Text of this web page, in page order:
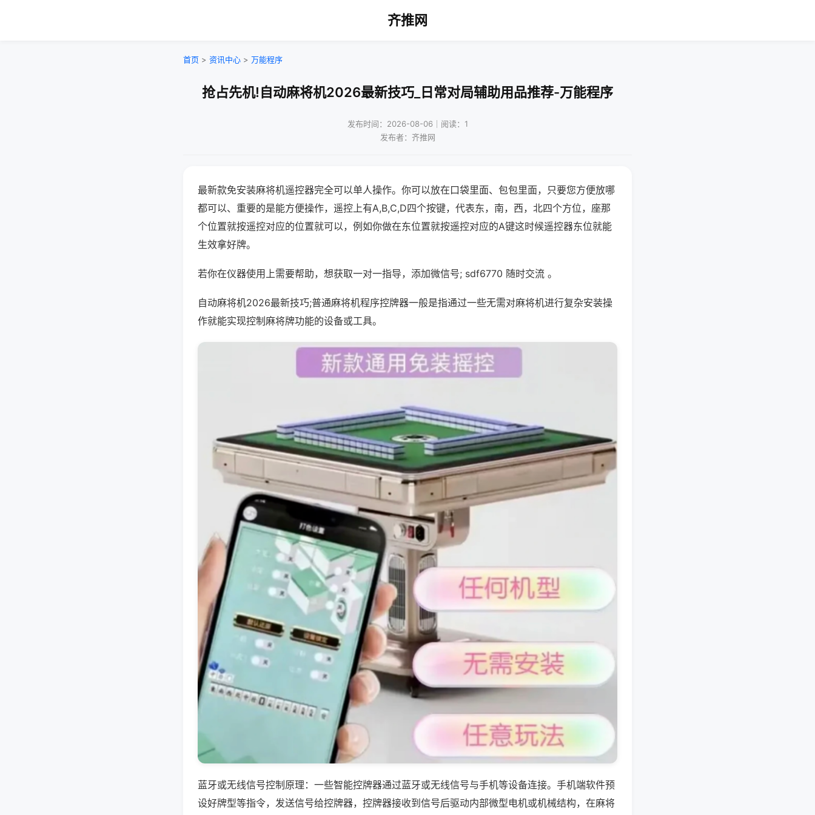
齐推网
首页 > 资讯中心 > 万能程序
抢占先机!自动麻将机2026最新技巧_日常对局辅助用品推荐-万能程序
发布时间：2026-08-06｜阅读：1
发布者：齐推网
最新款免安装麻将机遥控器完全可以单人操作。你可以放在口袋里面、包包里面，只要您方便放哪
都可以、重要的是能方便操作，遥控上有A,B,C,D四个按键，代表东，南，西，北四个方位，座那
个位置就按遥控对应的位置就可以，例如你做在东位置就按遥控对应的A键这时候遥控器东位就能
生效拿好牌。
若你在仪器使用上需要帮助，想获取一对一指导，添加微信号; sdf6770 随时交流 。
自动麻将机2026最新技巧;普通麻将机程序控牌器一般是指通过一些无需对麻将机进行复杂安装操
作就能实现控制麻将牌功能的设备或工具。
蓝牙或无线信号控制原理：一些智能控牌器通过蓝牙或无线信号与手机等设备连接。手机端软件预
设好牌型等指令，发送信号给控牌器，控牌器接收到信号后驱动内部微型电机或机械结构，在麻将